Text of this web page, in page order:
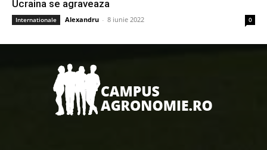
Ucraina se agraveaza
Internationale Alexandru - 8 iunie 2022 0